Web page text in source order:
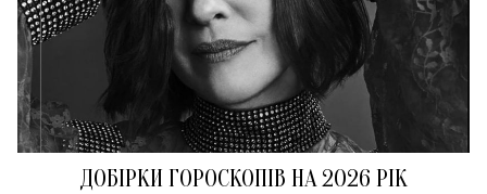
ДОБІРКИ ГОРОСКОПІВ НА 2026 РІК